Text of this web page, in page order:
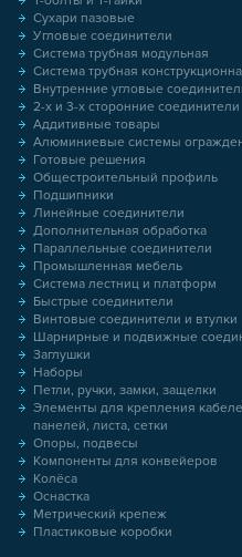
Сухари пазовые
Угловые соединители
Система трубная модульная
Система трубная
Внутренние угловые
2-х и 3-х сторонние соединители
Аддитивные товары
Алюминиевые системы
Готовые решения
Общестроительный профиль
Подшипники
Линейные соединители
Дополнительная обработка
Параллельные соединители
Промышленная мебель
Система лестниц и платформ
Быстрые соединители
Винтовые соединители и втулки
Шарнирные и подвижные
Заглушки
Наборы
Петли, ручки, замки, защелки
Элементы для крепления
панелей, листа, сетки
Опоры, подвесы
Компоненты для конвейеров
Колёса
Оснастка
Метрический крепеж
Пластиковые коробки